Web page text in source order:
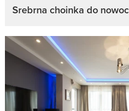
Srebrna choinka do